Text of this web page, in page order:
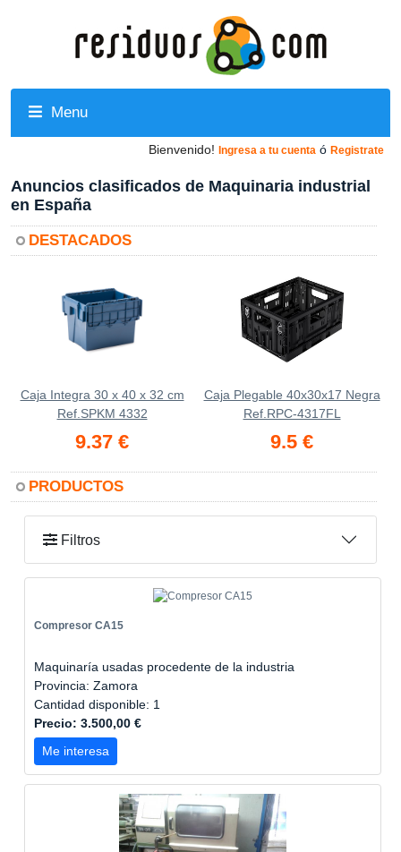
Menu
Bienvenido! Ingresa a tu cuenta ó Registrate
Anuncios clasificados de Maquinaria industrial
en España
DESTACADOS
Caja Integra 30 x 40 x 32 cm
Ref.SPKM 4332
9.37 €
Caja Plegable 40x30x17 Negra
Ref.RPC-4317FL
9.5 €
PRODUCTOS
Filtros
Compresor CA15
Maquinaría usadas procedente de la industria
Provincia: Zamora
Cantidad disponible: 1
Precio: 3.500,00 €
Me interesa